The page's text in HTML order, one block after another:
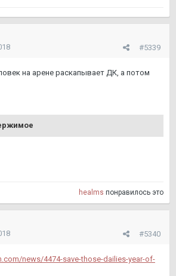
#5339
на арене раскапывает ДК, а потом
healms понравилось это
#5340
news/4474-save-those-dailies-year-of-